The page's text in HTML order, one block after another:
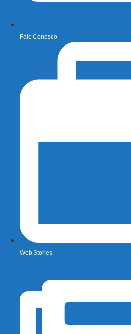
Fale Conosco
Web Stories